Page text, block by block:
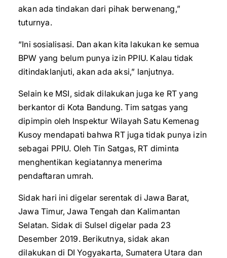
akan ada tindakan dari pihak berwenang,”
tuturnya.
“Ini sosialisasi. Dan akan kita lakukan ke semua
BPW yang belum punya izin PPIU. Kalau tidak
ditindaklanjuti, akan ada aksi,” lanjutnya.
Selain ke MSI, sidak dilakukan juga ke RT yang
berkantor di Kota Bandung. Tim satgas yang
dipimpin oleh Inspektur Wilayah Satu Kemenag
Kusoy mendapati bahwa RT juga tidak punya izin
sebagai PPIU. Oleh Tin Satgas, RT diminta
menghentikan kegiatannya menerima
pendaftaran umrah.
Sidak hari ini digelar serentak di Jawa Barat,
Jawa Timur, Jawa Tengah dan Kalimantan
Selatan. Sidak di Sulsel digelar pada 23
Desember 2019. Berikutnya, sidak akan
dilakukan di DI Yogyakarta, Sumatera Utara dan